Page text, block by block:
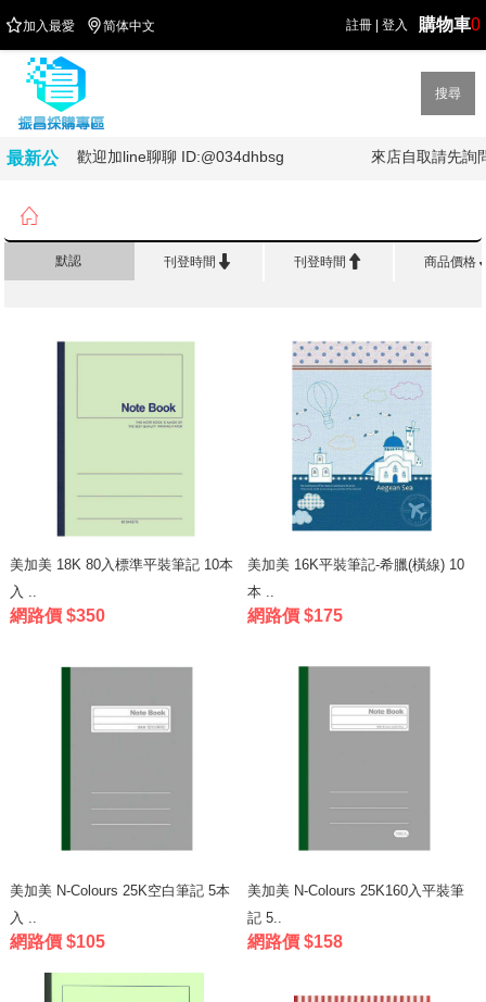
註冊 登入 購物車0
加入最愛 简体中文
搜尋
最新公歡迎加line聊聊 ID:@034dhbsg 來店自取請先詢問喔

默認 刊登時間  刊登時間  商品價格
美加美 18K 80入標準平裝筆記 10本
入 ..
網路價 $350
美加美 16K平裝筆記-希臘(橫線) 10
本 ..
網路價 $175
美加美 N-Colours 25K空白筆記 5本
入 ..
網路價 $105
美加美 N-Colours 25K160入平裝筆
記 5..
網路價 $158